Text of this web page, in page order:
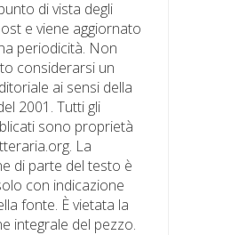
di vista degli
e viene aggiornato
periodicità. Non
considerarsi un
ai sensi della
2001. Tutti gli
sono proprietà
La
di parte del testo è
con indicazione
fonte. È vietata la
integrale del pezzo.